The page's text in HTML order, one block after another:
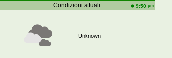
Condizioni attuali 9:50 pm
Unknown